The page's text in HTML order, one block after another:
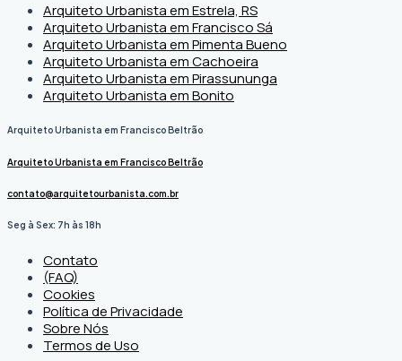
Arquiteto Urbanista em Estrela, RS
Arquiteto Urbanista em Francisco Sá
Arquiteto Urbanista em Pimenta Bueno
Arquiteto Urbanista em Cachoeira
Arquiteto Urbanista em Pirassununga
Arquiteto Urbanista em Bonito
Arquiteto Urbanista em Francisco Beltrão
Arquiteto Urbanista em Francisco Beltrão
contato@arquitetourbanista.com.br
Seg à Sex: 7h às 18h
Contato
(FAQ)
Cookies
Política de Privacidade
Sobre Nós
Termos de Uso